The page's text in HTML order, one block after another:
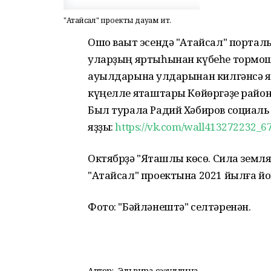
"Атайсал" проекты дауам итә.
Ошо ваҡыт эсендә "Атайсал"
уларҙың яртыһынан күбеһе
ауылдарына ҡулдарынан килгәнсә
күңелле яҡташтары Көйөргәҙе
Был турала Радий Хәбиров социаль
яҙҙы:https://vk.com/
Октябрҙә "Яҡташлыҡ көсө. Сила
"Атайсал" проектына 2021 йылға
Фото: "Бәйләнештә" селтәренән.